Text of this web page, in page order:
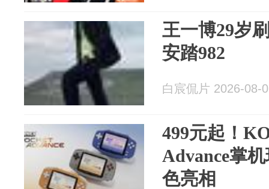
王一博29岁
安踏982
白宸侃片 2026-08-
499元起！
Advance掌
色亮相